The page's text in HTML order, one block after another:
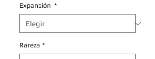
Expansión *
Rareza *